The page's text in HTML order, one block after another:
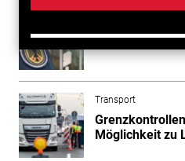
Transport
Gezielte
Transport
Möglichkeit zu